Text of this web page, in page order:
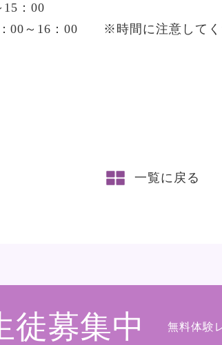
15：00
：00～16：00 ※時間に注意してく
一覧に戻る
徒募集中 無料体験